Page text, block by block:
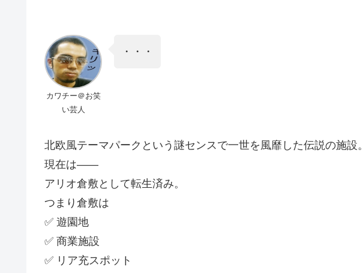
カワチー＠お笑
い芸人
・・・
北欧風テーマパークという謎センスで一世を風靡した伝説の施設。
現在は――
アリオ倉敷として転生済み。
つまり倉敷は
✅ 遊園地
✅ 商業施設
✅ リア充スポット